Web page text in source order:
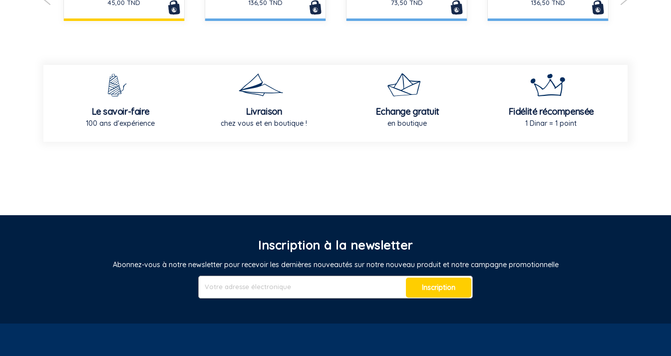
45,00 TND 136,50 TND 73,50 TND 136,50 TND
Le savoir-faire
100 ans d'expérience
Livraison
chez vous et en boutique !
Echange gratuit
en boutique
Fidélité récompensée
1 Dinar = 1 point
Inscription à la newsletter
Abonnez-vous à notre newsletter pour recevoir les dernières nouveautés sur notre nouveau produit et notre campagne promotionnelle
Inscription